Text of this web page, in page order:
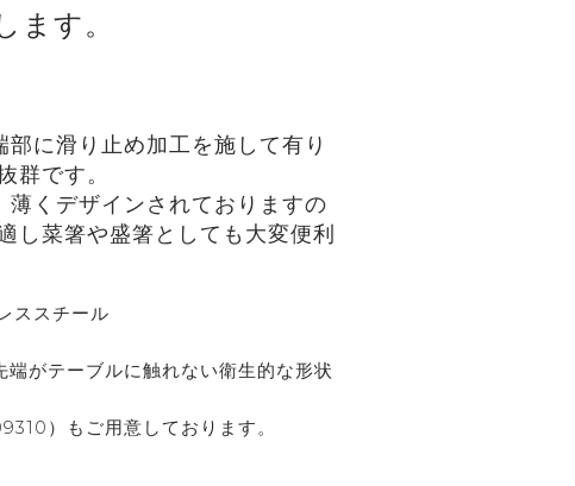
ます。
に滑り止め加工を施して有り
群です。
薄くデザインされておりますの
し菜箸や盛箸としても大変便利
ススチール
端がテーブルに触れない衛生的な形状
）もご用意しております。